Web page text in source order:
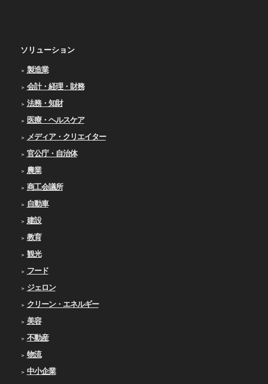
ソリューション
製造業
会計・経理・財務
法務・知財
医療・ヘルスケア
メディア・クリエイター
官公庁・自治体
農業
商工会議所
自動車
建設
教育
観光
フード
ジェロン
クリーン・エネルギー
美容
不動産
物流
中小企業